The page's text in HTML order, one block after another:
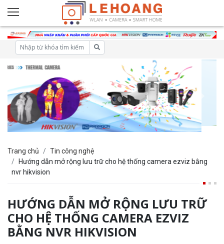
Hướng dẫn mở rộng lưu trữ cho hệ thống camera ezviz bằng
nvr hikvision
HƯỚNG DẪN MỞ RỘNG LƯU TRỮ
CHO HỆ THỐNG CAMERA EZVIZ
BẰNG NVR HIKVISION